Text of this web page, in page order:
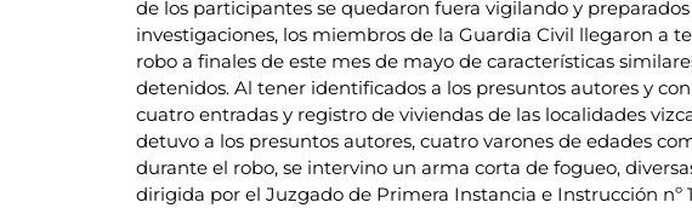
de los participantes se quedaron fuera vigilando y
investigaciones, los miembros de la Guardia Civil llegaron a
robo a finales de este mes de mayo de características
detenidos. Al tener identificados a los presuntos autores y
cuatro entradas y registro de viviendas de las localidades
detuvo a los presuntos autores, cuatro varones de edades
durante el robo, se intervino un arma corta de fogueo,
dirigida por el Juzgado de Primera Instancia e Instrucción nº